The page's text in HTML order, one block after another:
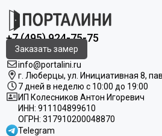
Original oak
RAL 9003
RAL 7047
RAL 7044
RAL 7016
RAL 9010
Stone oak
White silk
Под покраску
+7 (495) 924-75-75
Заказать замер
info@portalini.ru
г. Люберцы, ул. Инициативная 8,
7 дней в неделю с 10:00 до 19:00
ИП Колесников Антон Игоревич
ИНН: 911104899610
ОГРН: 317910200048870
Telegram